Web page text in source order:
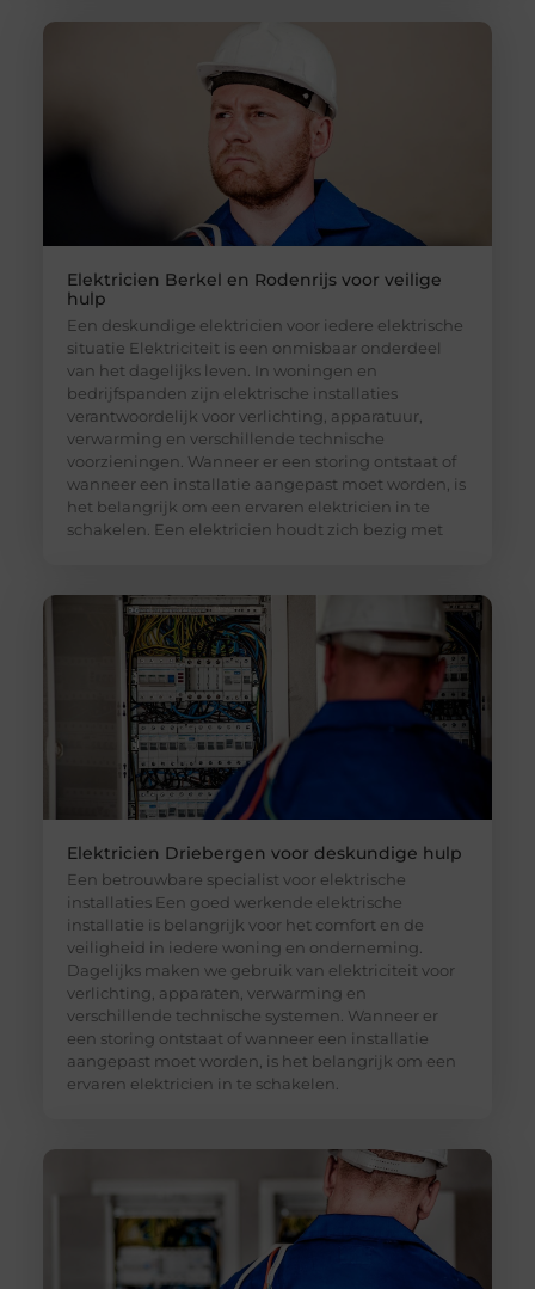
Elektricien Berkel en Rodenrijs voor veilige
hulp
Een deskundige elektricien voor iedere elektrische
situatie Elektriciteit is een onmisbaar onderdeel
van het dagelijks leven. In woningen en
bedrijfspanden zijn elektrische installaties
verantwoordelijk voor verlichting, apparatuur,
verwarming en verschillende technische
voorzieningen. Wanneer er een storing ontstaat of
wanneer een installatie aangepast moet worden, is
het belangrijk om een ervaren elektricien in te
schakelen. Een elektricien houdt zich bezig met
Elektricien Driebergen voor deskundige hulp
Een betrouwbare specialist voor elektrische
installaties Een goed werkende elektrische
installatie is belangrijk voor het comfort en de
veiligheid in iedere woning en onderneming.
Dagelijks maken we gebruik van elektriciteit voor
verlichting, apparaten, verwarming en
verschillende technische systemen. Wanneer er
een storing ontstaat of wanneer een installatie
aangepast moet worden, is het belangrijk om een
ervaren elektricien in te schakelen.